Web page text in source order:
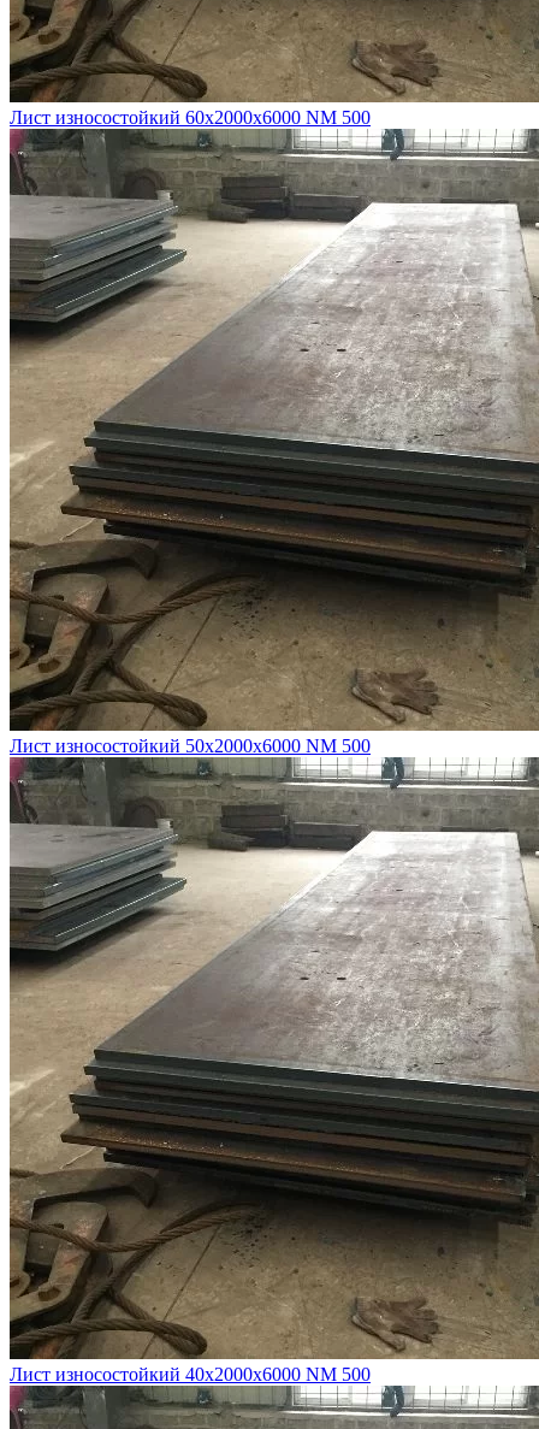
Лист износостойкий 60х2000х6000 NM 500
Лист износостойкий 50х2000х6000 NM 500
Лист износостойкий 40х2000х6000 NM 500